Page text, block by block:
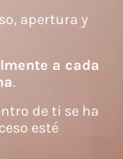
apertura y
a cada
.
de ti se ha
esté